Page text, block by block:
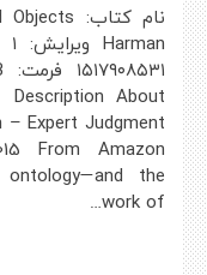
About
Expert Judgment
From Amazon
ontology—and the
work of…